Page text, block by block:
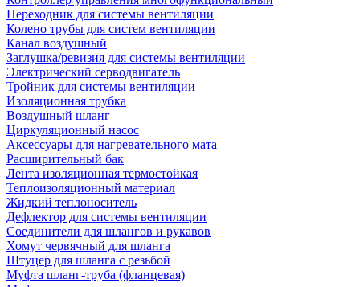
Переходник для системы вентиляции
Колено трубы для систем вентиляции
Канал воздушный
Заглушка/ревизия для системы вентиляции
Электрический серводвигатель
Тройник для системы вентиляции
Изоляционная трубка
Воздушный шланг
Циркуляционный насос
Аксессуары для нагревательного мата
Расширительный бак
Лента изоляционная термостойкая
Теплоизоляционный материал
Жидкий теплоноситель
Дефлектор для системы вентиляции
Соединители для шлангов и рукавов
Хомут червячный для шланга
Штуцер для шланга с резьбой
Муфта шланг-труба (фланцевая)